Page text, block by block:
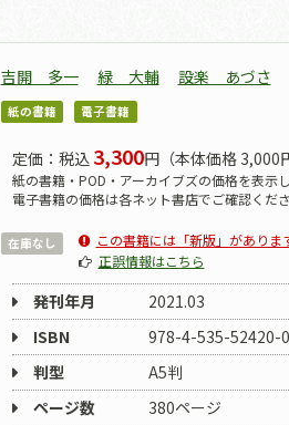
吉開 多一 緑 大輔 設楽 あづさ
紙の書籍 電子書籍
定価：税込 3,300円（本体価格 3,000
紙の書籍・POD・アーカイブズの価格を表示
電子書籍の価格は各ネット書店でご確認くだ
在庫なし
この書籍には「新版」がありま
正誤情報はこちら
発刊年月
2021.03
ISBN
978-4-535-52420-0
判型
A5判
ページ数
380ページ